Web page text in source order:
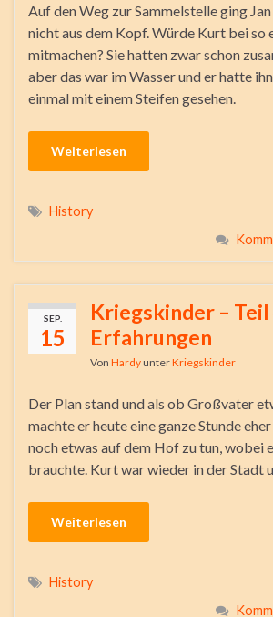
Auf den Weg zur Sammelstelle ging
nicht aus dem Kopf. Würde Kurt bei so
mitmachen? Sie hatten zwar schon
aber das war im Wasser und er hatte
einmal mit einem Steifen gesehen.
Weiterlesen
History
SEP.
15
Kriegskinder – Teil
Erfahrungen
Von HardyunterKriegskinder
Der Plan stand und als ob Großvater
machte er heute eine ganze Stunde
noch etwas auf dem Hof zu tun, wobei
brauchte. Kurt war wieder in der Stadt
Weiterlesen
History